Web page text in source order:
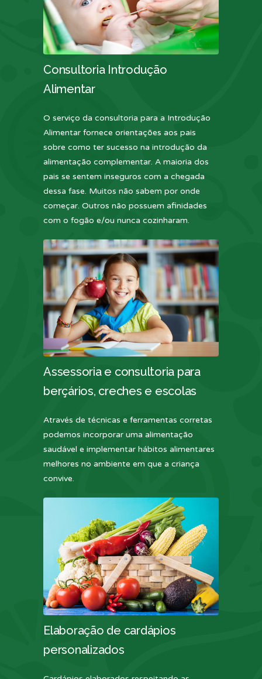
Consultoria Introdução
Alimentar
O serviço da consultoria para a Introdução
Alimentar fornece orientações aos pais
sobre como ter sucesso na introdução da
alimentação complementar. A maioria dos
pais se sentem inseguros com a chegada
dessa fase. Muitos não sabem por onde
começar. Outros não possuem afinidades
com o fogão e/ou nunca cozinharam.
Assessoria e consultoria para
berçários, creches e escolas
Através de técnicas e ferramentas corretas
podemos incorporar uma alimentação
saudável e implementar hábitos alimentares
melhores no ambiente em que a criança
convive.
Elaboração de cardápios
personalizados